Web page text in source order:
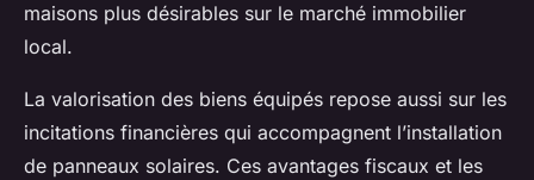
maisons plus désirables sur le marché immobilier
local.
La valorisation des biens équipés repose aussi sur les
incitations financières qui accompagnent l’installation
de panneaux solaires. Ces avantages fiscaux et les